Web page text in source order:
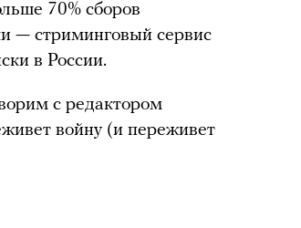
70% сборов
— стриминговый сервис
в России.
с редактором
войну (и переживет